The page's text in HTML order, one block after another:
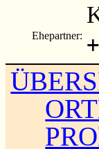
Ehepartner: +